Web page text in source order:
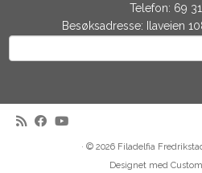
Telefon: 69
Besøksadresse: Ilaveien
etter:
· © 2026 Filadelfia
Designet med